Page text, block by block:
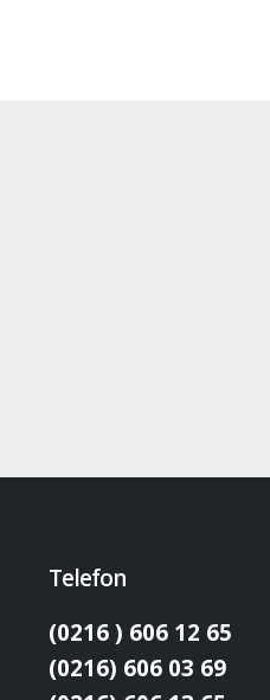
Telefon
(0216 ) 606 12 65
(0216) 606 03 69